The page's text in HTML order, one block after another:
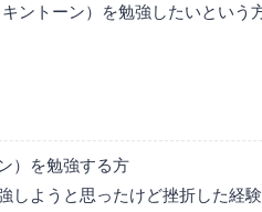
ントーン）を勉強したいという
）を勉強する方
しようと思ったけど挫折した経